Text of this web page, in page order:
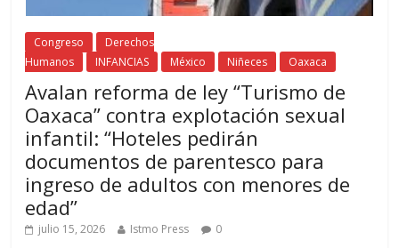
Congreso
Derechos
Humanos
INFANCIAS México Niñeces Oaxaca
Avalan reforma de ley “Turismo de
Oaxaca” contra explotación sexual
infantil: “Hoteles pedirán
documentos de parentesco para
ingreso de adultos con menores de
edad”
julio 15, 2026 Istmo Press 0